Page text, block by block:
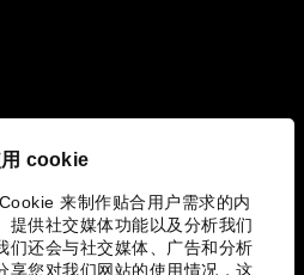
cookie
来制作贴合用户需求的内
提供社交媒体功能以及分析我们
们还会与社交媒体、广告和分析
享您对我们网站的使用情况，这